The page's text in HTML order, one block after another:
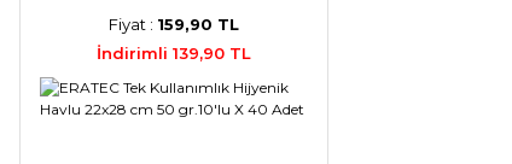
Fiyat : 159,90 TL
İndirimli 139,90 TL